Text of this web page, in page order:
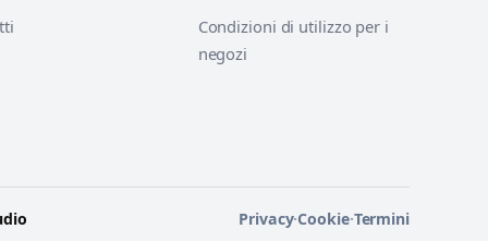
Condizioni di utilizzo per i
negozi
Privacy·Cookie·Termini